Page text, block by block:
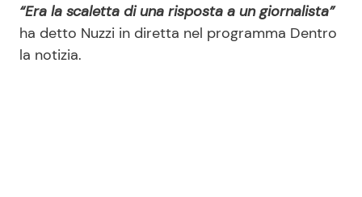
“Era la scaletta di una risposta a un giornalista”
ha detto Nuzzi in diretta nel programma Dentro
la notizia.